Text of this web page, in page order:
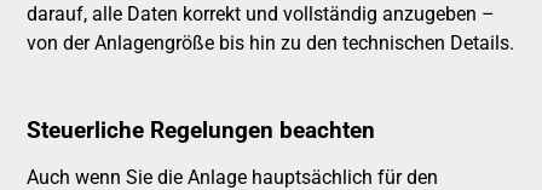
darauf, alle Daten korrekt und vollständig anzugeben –
von der Anlagengröße bis hin zu den technischen Details.
Steuerliche Regelungen beachten
Auch wenn Sie die Anlage hauptsächlich für den